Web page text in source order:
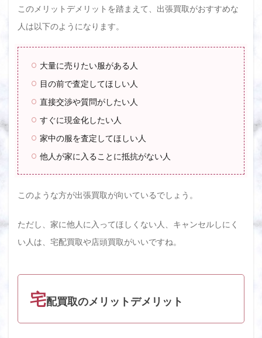
このメリットデメリットを踏まえて、出張買取がおすすめな
人は以下のようになります。
大量に売りたい服がある人
目の前で査定してほしい人
直接交渉や質問がしたい人
すぐに現金化したい人
家中の服を査定してほしい人
他人が家に入ることに抵抗がない人
このような方が出張買取が向いているでしょう。
ただし、家に他人に入ってほしくない人、キャンセルしにく
い人は、宅配買取や店頭買取がいいですね。
宅配買取のメリットデメリット